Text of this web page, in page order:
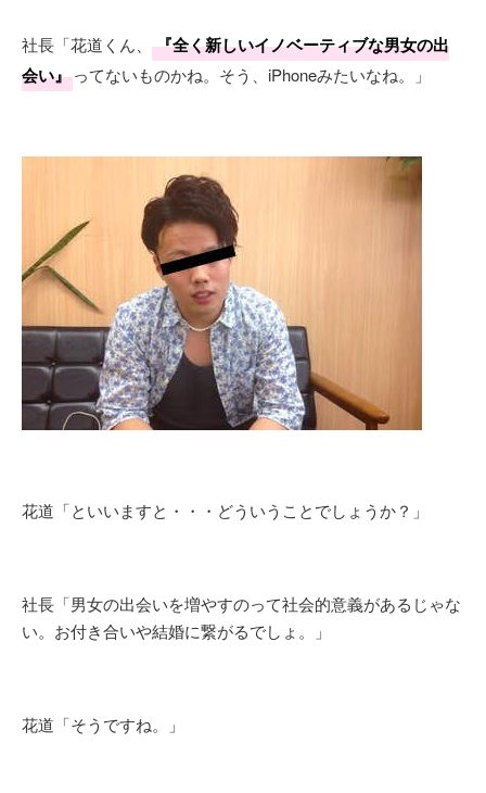
社長「花道くん、
『全く新しいイノベーティブな男女の出
会い』ってないものかね。そう、iPhoneみたいなね。」
花道「といいますと・・・どういうことでしょうか？」
社長「男女の出会いを増やすのって社会的意義があるじゃな
い。お付き合いや結婚に繋がるでしょ。」
花道「そうですね。」